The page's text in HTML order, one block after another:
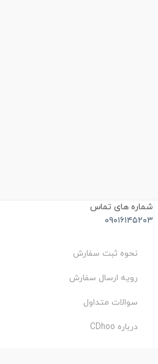
شماره های تماس
۰۹۰۱۶۱۴۵۲۰۳
نحوه ثبت سفارش
رویه ارسال سفارش
سوالات متداول
درباره CDhoo